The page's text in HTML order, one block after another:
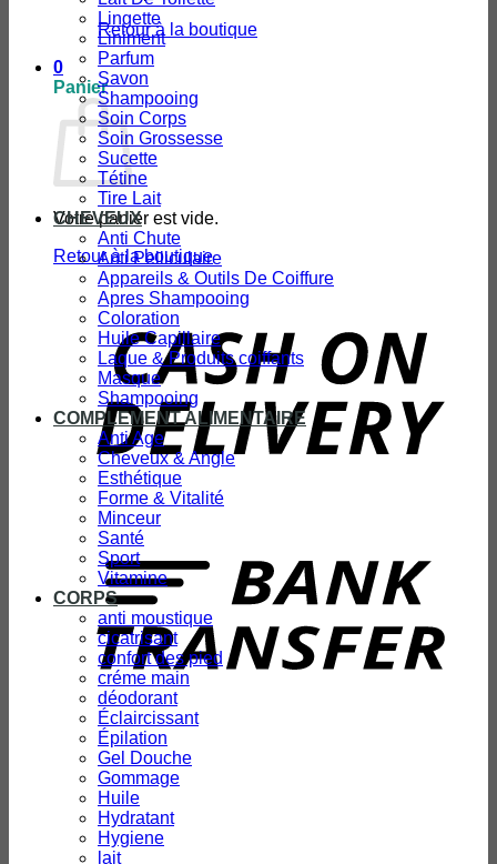
Retour à la boutique
0
Panier
Votre panier est vide.
Retour à la boutique
Lingette
Liniment
Parfum
Savon
Shampooing
Soin Corps
Soin Grossesse
Sucette
Tétine
Tire Lait
CHEVEUX
Anti Chute
Anti Pelliculaire
Appareils & Outils De Coiffure
Apres Shampooing
Coloration
Huile Capillaire
Laque & Produits coiffants
Masque
Shampooing
COMPLEMENT ALIMENTAIRE
Anti Age
Cheveux & Angle
Esthétique
Forme & Vitalité
Minceur
Santé
Sport
Vitamine
CORPS
anti moustique
cicatrisant
confort des pied
créme main
déodorant
Éclaircissant
Épilation
Gel Douche
Gommage
Huile
Hydratant
Hygiene
lait